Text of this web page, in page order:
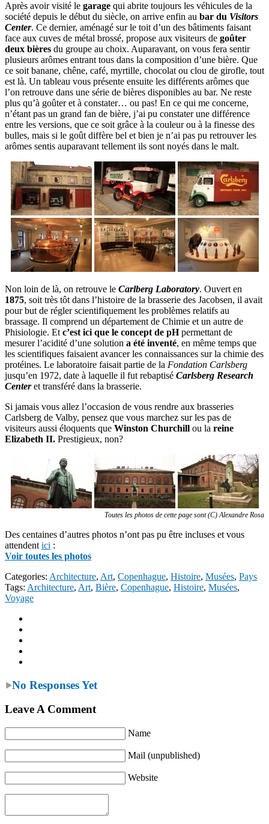
Après avoir visité le garage qui abrite toujours les véhicules de la
société depuis le début du siècle, on arrive enfin au bar du Visitors
Center. Ce dernier, aménagé sur le toit d’un des bâtiments faisant
face aux cuves de métal brossé, propose aux visiteurs de goûter
deux bières du groupe au choix. Auparavant, on vous fera sentir
plusieurs arômes entrant tous dans la composition d’une bière. Que
ce soit banane, chêne, café, myrtille, chocolat ou clou de girofle, tout
est là. Un tableau vous présente ensuite les différents arômes que
l’on retrouve dans une série de bières disponibles au bar. Ne reste
plus qu’à goûter et à constater… ou pas! En ce qui me concerne,
n’étant pas un grand fan de bière, j’ai pu constater une différence
entre les versions, que ce soit grâce à la couleur ou à la finesse des
bulles, mais si le goût diffère bel et bien je n’ai pas pu retrouver les
arômes sentis auparavant tellement ils sont noyés dans le malt.
Non loin de là, on retrouve le Carlberg Laboratory. Ouvert en
1875, soit très tôt dans l’histoire de la brasserie des Jacobsen, il avait
pour but de régler scientifiquement les problèmes relatifs au
brassage. Il comprend un département de Chimie et un autre de
Phisiologie. Et c’est ici que le concept de pHpermettant de
mesurer l’acidité d’une solution a été inventé, en même temps que
les scientifiques faisaient avancer les connaissances sur la chimie des
protéines. Le laboratoire faisait partie de la Fondation Carlsberg
jusqu’en 1972, date à laquelle il fut rebaptisé Carlsberg Research
Centeret transféré dans la brasserie.
Si jamais vous allez l’occasion de vous rendre aux brasseries
Carlsberg de Valby, pensez que vous marchez sur les pas de
visiteurs aussi éloquents que Winston Churchill ou la reine
Elizabeth II. Prestigieux, non?
Toutes les photos de cette page sont (C) Alexandre Rosa
Des centaines d’autres photos n’ont pas pu être incluses et vous
attendent ici :
Voir toutes les photos
Categories: Architecture, Art, Copenhague, Histoire, Musées, Pays
Tags: Architecture, Art, Bière, Copenhague, Histoire, Musées,
Voyage
No Responses Yet
Leave A Comment
Name
Mail (unpublished)
Website